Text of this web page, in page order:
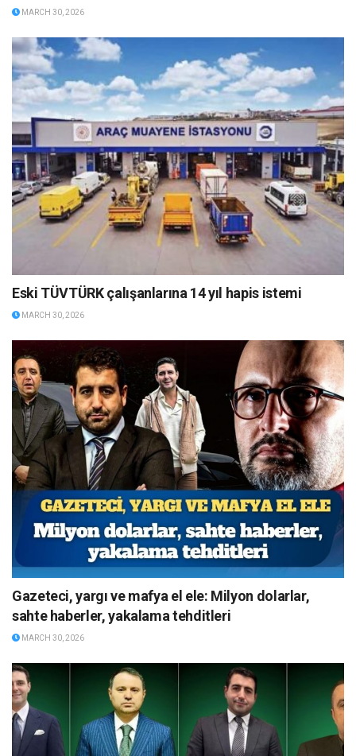
MARCH 30, 2026
Eski TÜVTÜRK çalışanlarına 14 yıl hapis istemi
MARCH 30, 2026
Gazeteci, yargı ve mafya el ele: Milyon dolarlar,
sahte haberler, yakalama tehditleri
MARCH 30, 2026